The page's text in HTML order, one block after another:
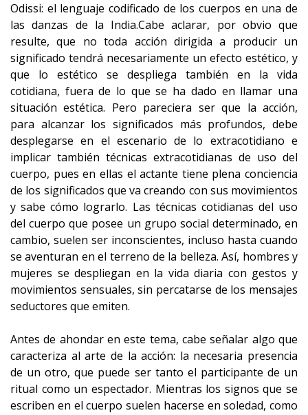
Odissi: el lenguaje codificado de los cuerpos en una de
las danzas de la India.Cabe aclarar, por obvio que
resulte, que no toda acción dirigida a producir un
significado tendrá necesariamente un efecto estético, y
que lo estético se despliega también en la vida
cotidiana, fuera de lo que se ha dado en llamar una
situación estética. Pero pareciera ser que la acción,
para alcanzar los significados más profundos, debe
desplegarse en el escenario de lo extracotidiano e
implicar también técnicas extracotidianas de uso del
cuerpo, pues en ellas el actante tiene plena conciencia
de los significados que va creando con sus movimientos
y sabe cómo lograrlo. Las técnicas cotidianas del uso
del cuerpo que posee un grupo social determinado, en
cambio, suelen ser inconscientes, incluso hasta cuando
se aventuran en el terreno de la belleza. Así, hombres y
mujeres se despliegan en la vida diaria con gestos y
movimientos sensuales, sin percatarse de los mensajes
seductores que emiten.
Antes de ahondar en este tema, cabe señalar algo que
caracteriza al arte de la acción: la necesaria presencia
de un otro, que puede ser tanto el participante de un
ritual como un espectador. Mientras los signos que se
escriben en el cuerpo suelen hacerse en soledad, como